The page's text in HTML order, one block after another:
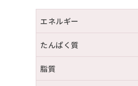
エネルギー
たんぱく質
脂質